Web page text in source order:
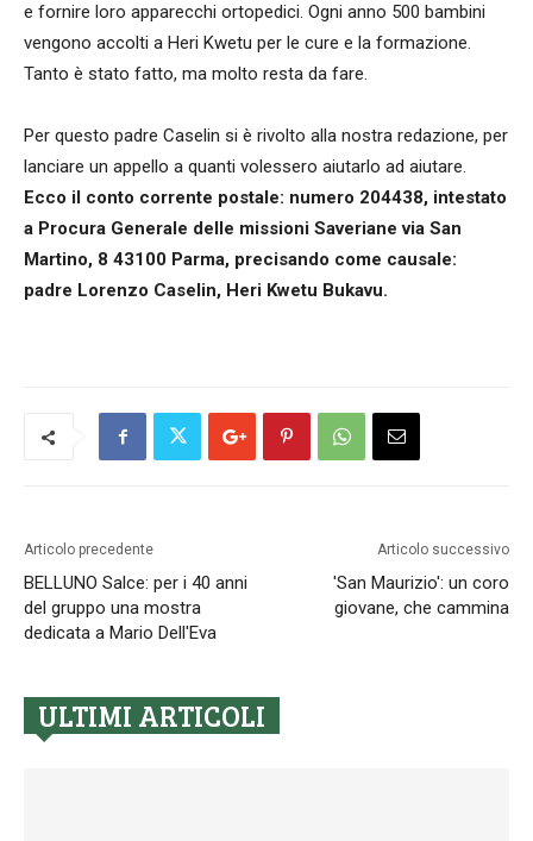
e fornire loro apparecchi ortopedici. Ogni anno 500 bambini
vengono accolti a Heri Kwetu per le cure e la formazione.
Tanto è stato fatto, ma molto resta da fare.
Per questo padre Caselin si è rivolto alla nostra redazione, per
lanciare un appello a quanti volessero aiutarlo ad aiutare.
Ecco il conto corrente postale: numero 204438, intestato
a Procura Generale delle missioni Saveriane via San
Martino, 8 43100 Parma, precisando come causale:
padre Lorenzo Caselin, Heri Kwetu Bukavu.
Articolo precedente
BELLUNO Salce: per i 40 anni
del gruppo una mostra
dedicata a Mario Dell'Eva
Articolo successivo
'San Maurizio': un coro
giovane, che cammina
ULTIMI ARTICOLI